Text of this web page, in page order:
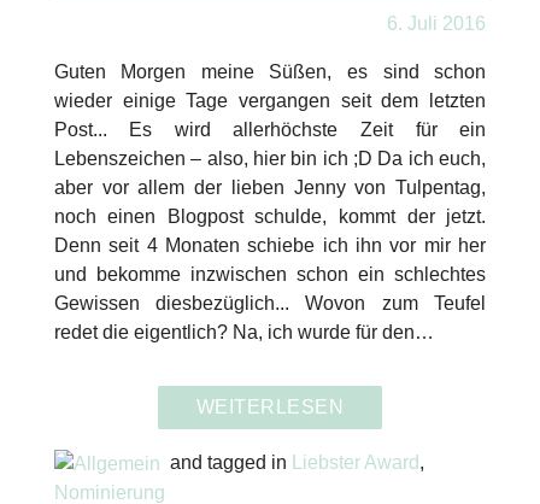
6. Juli 2016
Guten Morgen meine Süßen, es sind schon
wieder einige Tage vergangen seit dem letzten
Post... Es wird allerhöchste Zeit für ein
Lebenszeichen – also, hier bin ich ;D Da ich euch,
aber vor allem der lieben Jenny von Tulpentag,
noch einen Blogpost schulde, kommt der jetzt.
Denn seit 4 Monaten schiebe ich ihn vor mir her
und bekomme inzwischen schon ein schlechtes
Gewissen diesbezüglich... Wovon zum Teufel
redet die eigentlich? Na, ich wurde für den…
WEITERLESEN
and tagged in Liebster Award ,
Nominierung